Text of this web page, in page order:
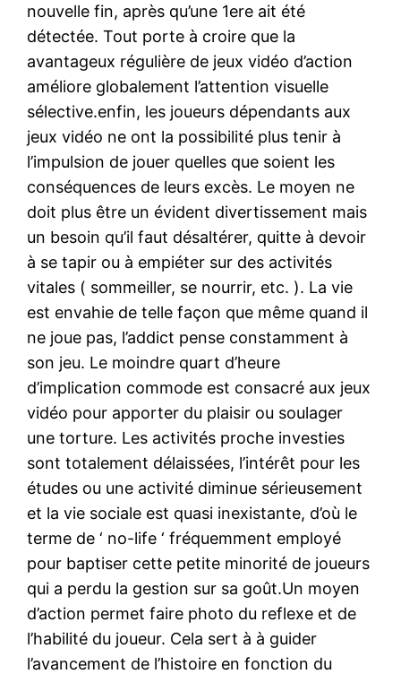
nouvelle fin, après qu’une 1ere ait été
détectée. Tout porte à croire que la
avantageux régulière de jeux vidéo d’action
améliore globalement l’attention visuelle
sélective.enfin, les joueurs dépendants aux
jeux vidéo ne ont la possibilité plus tenir à
l’impulsion de jouer quelles que soient les
conséquences de leurs excès. Le moyen ne
doit plus être un évident divertissement mais
un besoin qu’il faut désaltérer, quitte à devoir
à se tapir ou à empiéter sur des activités
vitales ( sommeiller, se nourrir, etc. ). La vie
est envahie de telle façon que même quand il
ne joue pas, l’addict pense constamment à
son jeu. Le moindre quart d’heure
d’implication commode est consacré aux jeux
vidéo pour apporter du plaisir ou soulager
une torture. Les activités proche investies
sont totalement délaissées, l’intérêt pour les
études ou une activité diminue sérieusement
et la vie sociale est quasi inexistante, d’où le
terme de ‘ no-life ‘ fréquemment employé
pour baptiser cette petite minorité de joueurs
qui a perdu la gestion sur sa goût.Un moyen
d’action permet faire photo du reflexe et de
l’habilité du joueur. Cela sert à à guider
l’avancement de l’histoire en fonction du